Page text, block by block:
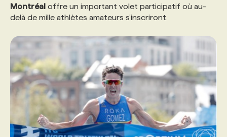
Montréal offre un important volet participatif où au-
delà de mille athlètes amateurs s’inscriront.